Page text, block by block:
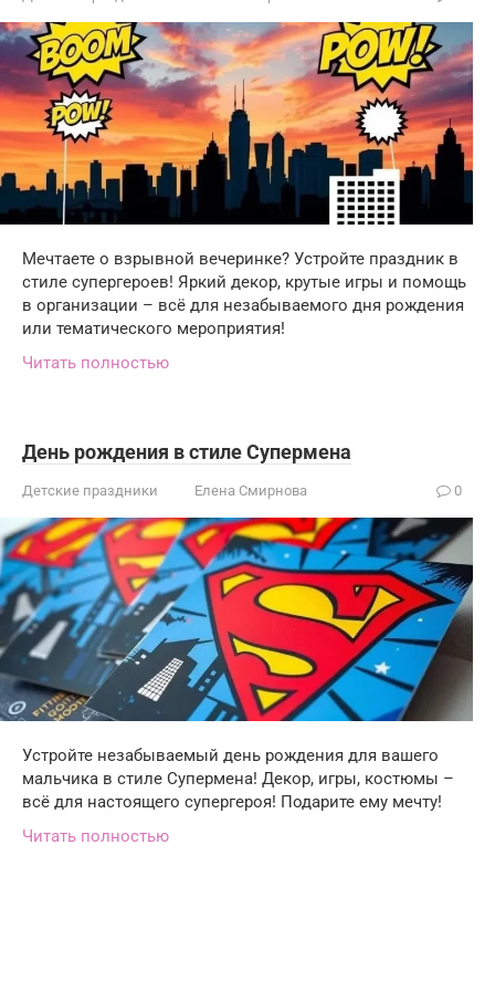
Мечтаете о взрывной вечеринке? Устройте праздник в
стиле супергероев! Яркий декор, крутые игры и помощь
в организации – всё для незабываемого дня рождения
или тематического мероприятия!
Читать полностью
День рождения в стиле Супермена
Детские праздники Елена Смирнова 0
Устройте незабываемый день рождения для вашего
мальчика в стиле Супермена! Декор, игры, костюмы –
всё для настоящего супергероя! Подарите ему мечту!
Читать полностью